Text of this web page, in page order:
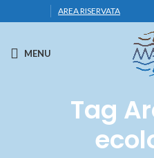
AREA RISERVATA
MENU
Tag